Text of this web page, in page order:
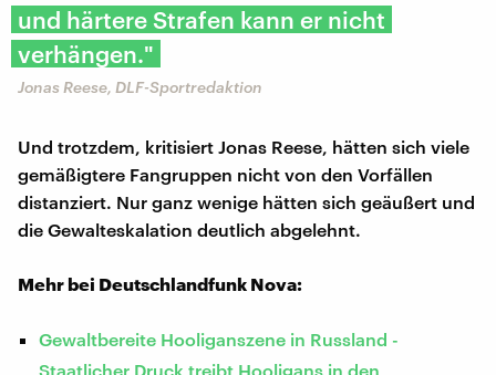
und härtere Strafen kann er nicht
verhängen."
Jonas Reese, DLF-Sportredaktion
Und trotzdem, kritisiert Jonas Reese, hätten sich viele
gemäßigtere Fangruppen nicht von den Vorfällen
distanziert. Nur ganz wenige hätten sich geäußert und
die Gewalteskalation deutlich abgelehnt.
Mehr bei Deutschlandfunk Nova:
Gewaltbereite Hooliganszene in Russland -
Staatlicher Druck treibt Hooligans in den